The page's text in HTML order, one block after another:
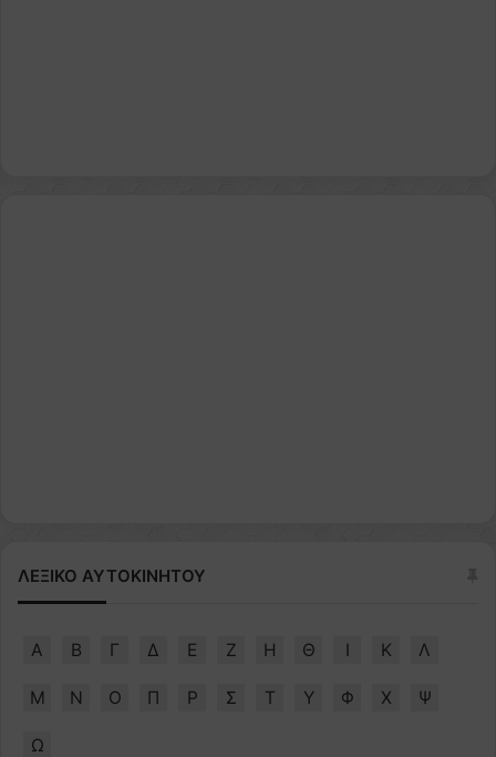
ΛΕΞΙΚΟ ΑΥΤΟΚΙΝΗΤΟΥ
Α Β Γ Δ Ε Ζ Η Θ Ι Κ Λ
Μ Ν Ο Π Ρ Σ Τ Υ Φ Χ Ψ
Ω